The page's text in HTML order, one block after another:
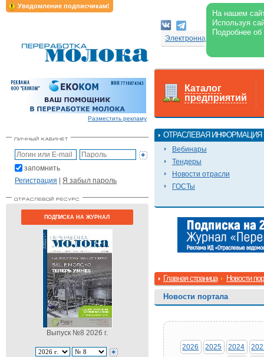
Уведомление подписчикам!
На нашем
Используя
Подробнее
Электронная версия
Разместить рекламу
запомнить
Регистрация | Я забыл пароль
ПОДПИСКА НА ЖУРНАЛ
Выпуск №8 2026 г.
Каталог
предприятий
ОТРАСЛЕВАЯ ИНФОРМАЦИЯ
Вебинары
Тендеры
Новости отрасли
ГОСТы
Главная страница Новости
Новости портала
2026 2025 2024